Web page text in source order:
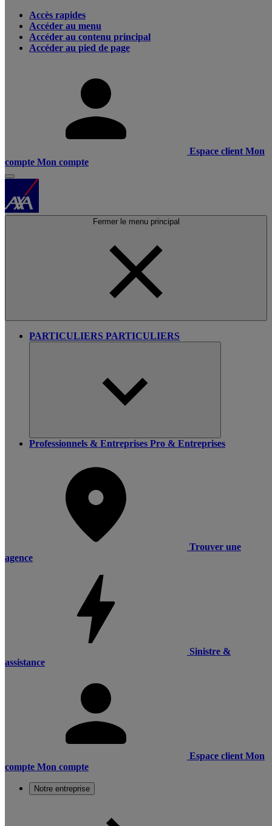
Accès rapides
Accéder au menu
Accéder au contenu principal
Accéder au pied de page
Espace client Mon
compte Mon compte
Fermer le menu principal
PARTICULIERS PARTICULIERS
Professionnels & Entreprises Pro & Entreprises
Trouver une
agence
Sinistre &
assistance
Espace client Mon
compte Mon compte
Notre entreprise